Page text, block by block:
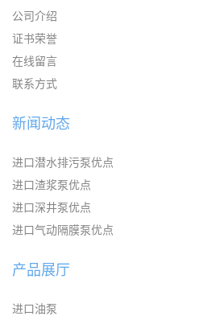
公司介绍
证书荣誉
在线留言
联系方式
新闻动态
进口潜水排污泵优点
进口渣浆泵优点
进口深井泵优点
进口气动隔膜泵优点
产品展厅
进口油泵